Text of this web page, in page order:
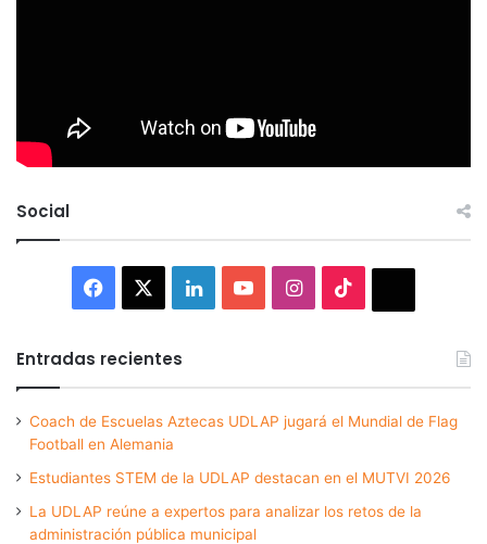
Social
Facebook LinkedInYouTubeInstagram
Entradas recientes
Coach de Escuelas Aztecas UDLAP jugará el Mundial de Flag
Football en Alemania
Estudiantes STEM de la UDLAP destacan en el MUTVI 2026
La UDLAP reúne a expertos para analizar los retos de la
administración pública municipal